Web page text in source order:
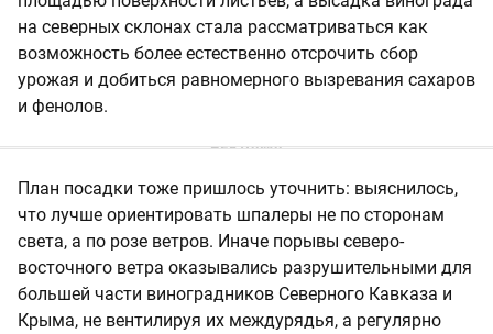
на северных склонах стала рассматриваться как
возможность более естественно отсрочить сбор
урожая и добиться равномерного вызревания сахаров
и фенолов.
План посадки тоже пришлось уточнить: выяснилось,
что лучше ориентировать шпалеры не по сторонам
света, а по розе ветров. Иначе порывы северо-
восточного ветра оказывались разрушительными для
большей части виноградников Северного Кавказа и
Крыма, не вентилируя их междурядья, а регулярно